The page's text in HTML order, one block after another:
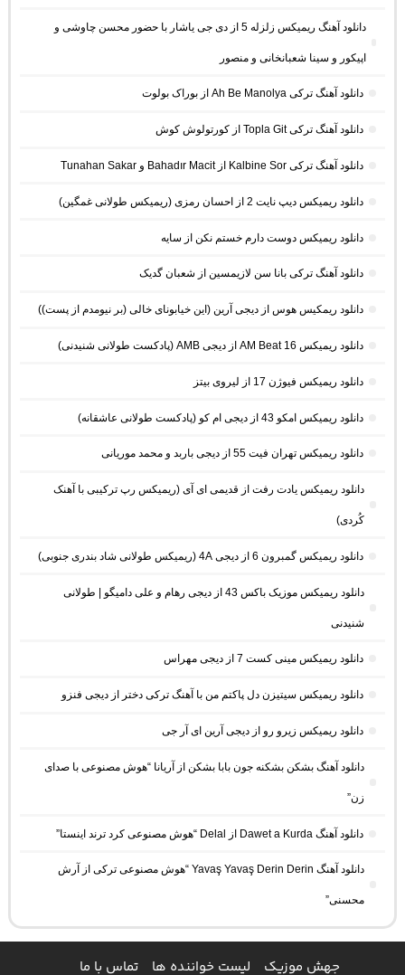
دانلود آهنگ ریمیکس زلزله 5 از دی جی یاشار با حضور محسن چاوشی و
اپیکور و سینا شعبانخانی و منصور
دانلود آهنگ ترکی Ah Be Manolya از بوراک بولوت
دانلود آهنگ ترکی Topla Git از کورتولوش کوش
دانلود آهنگ ترکی Kalbine Sor از Bahadır Macit و Tunahan Sakar
دانلود ریمیکس دیپ نایت 2 از احسان رمزی (ریمیکس طولانی غمگین)
دانلود ریمیکس دوست دارم خستم نکن از سایه
دانلود آهنگ ترکی بانا سن لازیمسین از شعبان گدیک
دانلود ریمکیس هوس از دیجی آرین (این خیابونای خالی (بر نیومدم از پست))
دانلود ریمیکس AM Beat 16 از دیجی AMB (پادکست طولانی شنیدنی)
دانلود ریمیکس فیوژن 17 از لیروی بیتز
دانلود ریمیکس امکو 43 از دیجی ام کو (پادکست طولانی عاشقانه)
دانلود ریمیکس تهران فیت 55 از دیجی باربد و محمد موریانی
دانلود ریمیکس یادت رفت از قدیمی ای آی (ریمیکس رپ ترکیبی با آهنک
کُردی)
دانلود ریمیکس گمبرون 6 از دیجی 4A (ریمیکس طولانی شاد بندری جنوبی)
دانلود ریمیکس موزیک باکس 43 از دیجی رهام و علی دامیگو | طولانی
شنیدنی
دانلود ریمیکس مینی کست 7 از دیجی مهراس
دانلود ریمیکس سیتیزن دل پاکتم من با آهنگ ترکی دختر از دیجی فنزو
دانلود ریمیکس زیرو رو از دیجی آرین ای آر جی
دانلود آهنگ بشکن بشکنه جون بابا بشکن از آریانا “هوش مصنوعی با صدای
زن”
دانلود آهنگ Dawet a Kurda از Delal “هوش مصنوعی کرد ترند اینستا”
دانلود آهنگ Yavaş Yavaş Derin Derin “هوش مصنوعی ترکی از آرش
محسنی”
جهش موزیک لیست خواننده ها تماس با ما